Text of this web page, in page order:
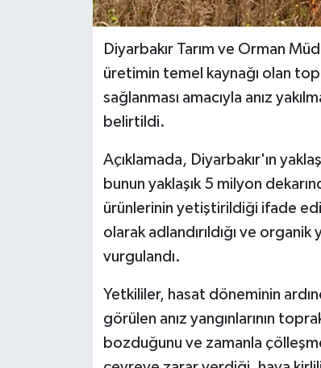
Diyarbakır Tarım ve Orman
üretimin temel kaynağı olan
sağlanması amacıyla anız
belirtildi.
Açıklamada, Diyarbakır'ın
bunun yaklaşık 5 milyon
ürünlerinin yetiştirildiği ifade
olarak adlandırıldığı ve
vurgulandı.
Yetkililer, hasat döneminin
görülen anız yangınlarının
bozduğunu ve zamanla
Sağlık & Yaşam